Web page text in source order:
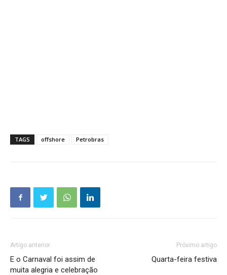
TAGS offshore Petrobras
Artigo anterior
E o Carnaval foi assim de
muita alegria e celebração
Próximo artigo
Quarta-feira festiva